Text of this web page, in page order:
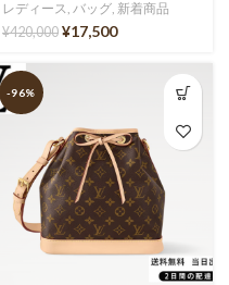
レディース, バッグ, 新着商品
¥420,000 ¥17,500
-96%